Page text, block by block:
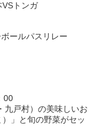
トンガ
ールパスリレー
00
九戸村）の美味しいお
」と旬の野菜がセッ